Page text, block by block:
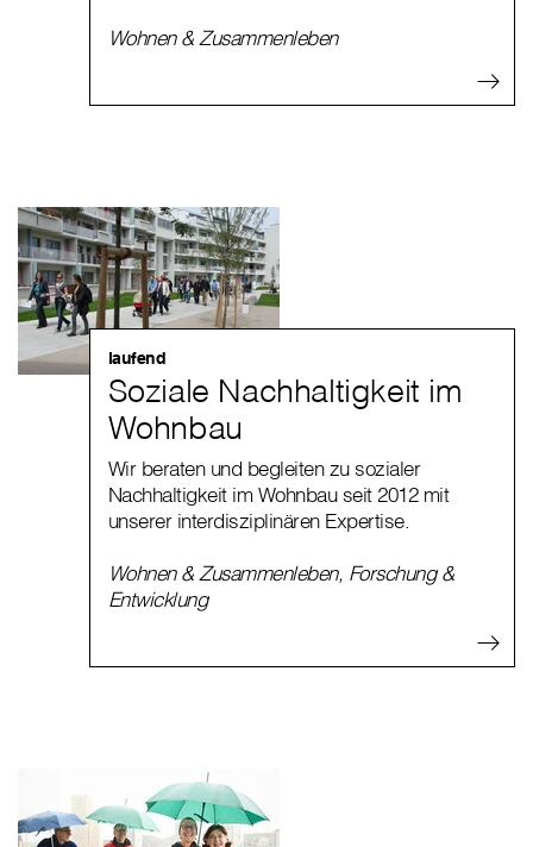
Wohnen & Zusammenleben
laufend
Soziale Nachhaltigkeit im
Wohnbau
Wir beraten und begleiten zu sozialer
Nachhaltigkeit im Wohnbau seit 2012 mit
unserer interdisziplinären Expertise.
Wohnen & Zusammenleben, Forschung &
Entwicklung